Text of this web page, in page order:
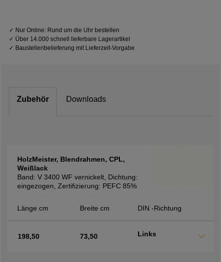
✓ Nur Online: Rund um die Uhr bestellen
✓ Über 14.000 schnell lieferbare Lagerartikel
✓ Baustellenbelieferung mit Lieferzeit-Vorgabe
Zubehör Downloads
HolzMeister, Blendrahmen, CPL,
Weißlack
Band: V 3400 WF vernickelt, Dichtung:
eingezogen, Zertifizierung: PEFC 85%
Länge cm Breite cm DIN -Richtung
198,50 73,50 Links